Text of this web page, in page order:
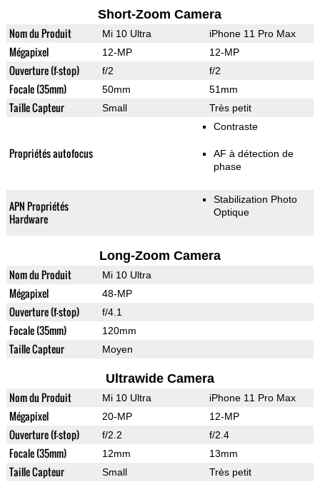
Short-Zoom Camera
Nom du Produit Mi 10 Ultra iPhone 11 Pro Max
Mégapixel 12-MP 12-MP
Ouverture (f-stop) f/2 f/2
Focale (35mm) 50mm 51mm
Taille Capteur Small Très petit
Propriétés autofocus
Contraste
AF à détection de
phase
APN Propriétés
Hardware
Stabilization Photo
Optique
Long-Zoom Camera
Nom du Produit Mi 10 Ultra
Mégapixel 48-MP
Ouverture (f-stop) f/4.1
Focale (35mm) 120mm
Taille Capteur Moyen
Ultrawide Camera
Nom du Produit Mi 10 Ultra iPhone 11 Pro Max
Mégapixel 20-MP 12-MP
Ouverture (f-stop) f/2.2 f/2.4
Focale (35mm) 12mm 13mm
Taille Capteur Small Très petit